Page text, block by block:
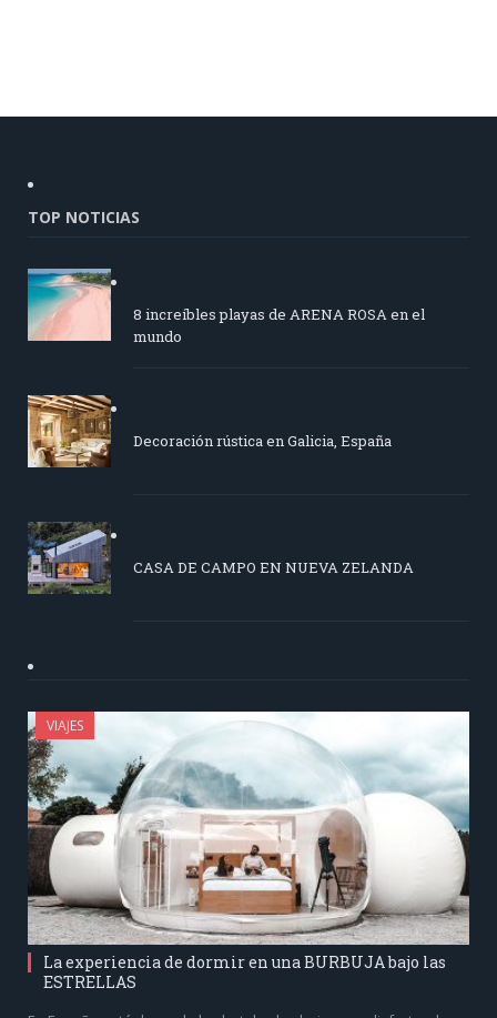
TOP NOTICIAS
8 increíbles playas de ARENA ROSA en el
mundo
Decoración rústica en Galicia, España
CASA DE CAMPO EN NUEVA ZELANDA
VIAJES
La experiencia de dormir en una BURBUJA bajo las
ESTRELLAS